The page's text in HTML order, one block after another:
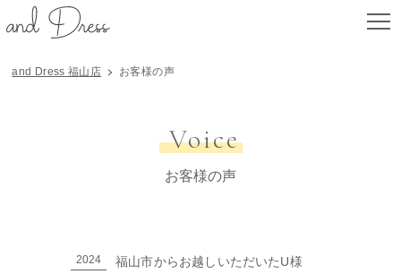
and Dress 福山店 お客様の声
Voice
お客様の声
2024 福山市からお越しいただいたU様